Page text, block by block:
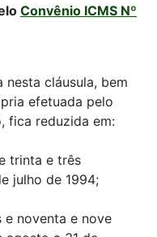
Convênio ICMS Nº
nesta cláusula, bem
efetuada pelo
fica reduzida em:
trinta e três
julho de 1994;
e noventa e nove